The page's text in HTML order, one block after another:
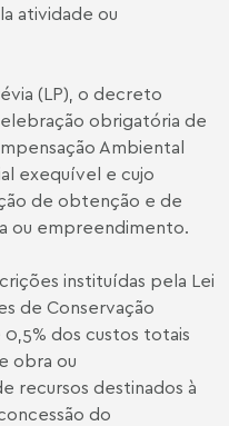
atividade ou
(LP), o decreto
obrigatória de
Ambiental
exequível e cujo
de obtenção e de
ou empreendimento.
instituídas pela Lei
de Conservação
dos custos totais
obra ou
recursos destinados à
do